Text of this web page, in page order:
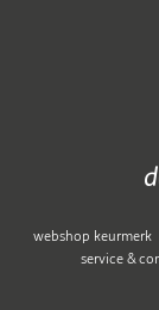
webshop keurmerk
service &